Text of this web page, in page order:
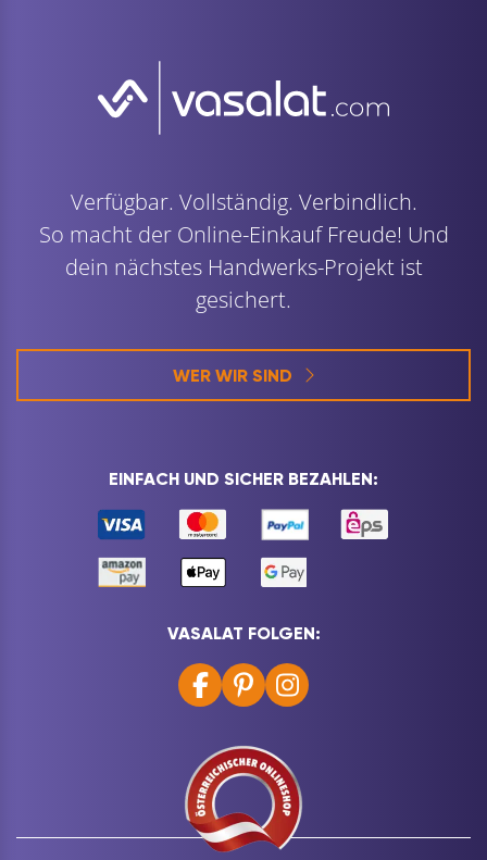
Verfügbar. Vollständig. Verbindlich.
So macht der Online-Einkauf Freude! Und
dein nächstes Handwerks-Projekt ist
gesichert.
WER WIR SIND
EINFACH UND SICHER BEZAHLEN:
VASALAT FOLGEN: